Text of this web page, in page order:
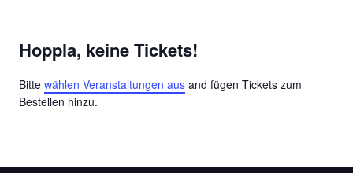
Hoppla, keine Tickets!
Bitte wählen Veranstaltungen aus and fügen Tickets zum
Bestellen hinzu.